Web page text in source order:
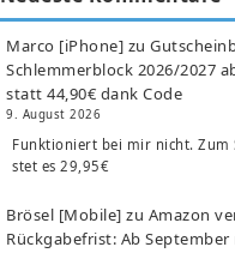
Marco [iPhone] zu
Schlemmerblock 2026/2027
statt 44,90€ dank Code
9. August 2026
Funktioniert bei mir nicht. Zum
stet es 29,95€
Brösel [Mobile] zu Amazon
Rückgabefrist: Ab